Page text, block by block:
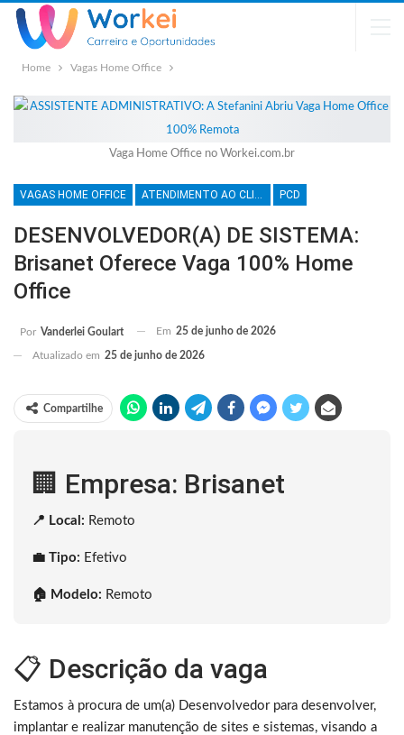
Home Vagas Home Office
Vaga Home Office no Workei.com.br
VAGAS HOME OFFICE ATENDIMENTO AO CLIENTE PCD
DESENVOLVEDOR(A) DE SISTEMA:
Brisanet Oferece Vaga 100% Home
Office
Por Vanderlei Goulart Em 25 de junho de 2026
Atualizado em 25 de junho de 2026
Compartilhe
🏢 Empresa: Brisanet
📍 Local: Remoto
💼 Tipo: Efetivo
🏠 Modelo: Remoto
📋 Descrição da vaga
Estamos à procura de um(a) Desenvolvedor para desenvolver,
implantar e realizar manutenção de sites e sistemas, visando a